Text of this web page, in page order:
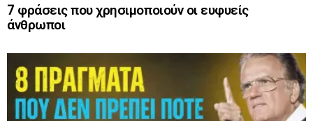
7 φράσεις που χρησιμοποιούν οι ευφυείς
άνθρωποι